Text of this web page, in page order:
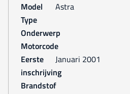
Model
Astra
Type
Onderwerp
Motorcode
Eerste
inschrijving
januari 2001
Brandstof